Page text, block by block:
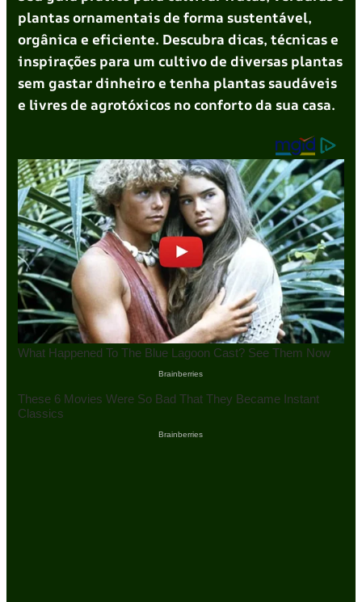
plantas ornamentais de forma sustentável,
orgânica e eficiente. Descubra dicas, técnicas e
inspirações para um cultivo de diversas plantas
sem gastar dinheiro e tenha plantas saudáveis
e livres de agrotóxicos no conforto da sua casa.